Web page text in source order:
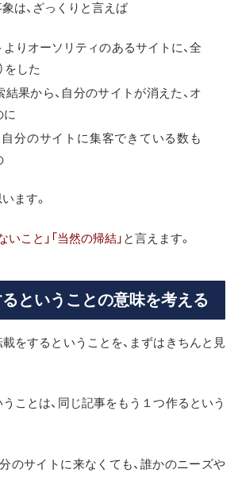
は、ざっくりと言えば
よりオーソリティのあるサイトに、全
をした
結果から、自分のサイトが消えた、オ
に
自分のサイトに集客できている数も
ます。
いこと」「当然の帰結」 と言えます。
ということの意味を考える
をするということを、まずはきちんと見
ことは、同じ記事をもう１つ作るという
のサイトに来なくても、誰かのニーズや